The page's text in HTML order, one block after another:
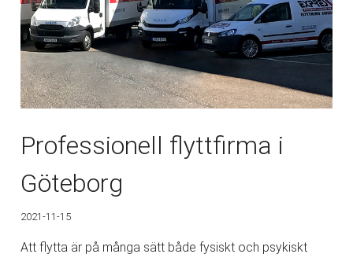
Professionell flyttfirma i
Göteborg
2021-11-15
Att flytta är på många sätt både fysiskt och psykiskt